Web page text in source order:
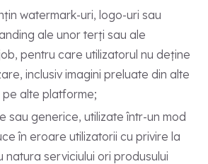
watermark-uri, logo-uri sau
ale unor terți sau ale
pentru care utilizatorul nu deține
inclusiv imagini preluate din alte
alte platforme;
sau generice, utilizate într-un mod
în eroare utilizatorii cu privire la
serviciului ori produsului